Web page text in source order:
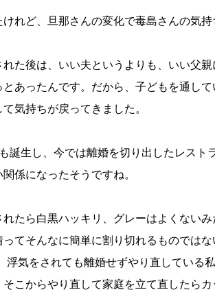
れど、旦那さんの変化で毒島さんの気持
れた後は、いい夫というよりも、いい父
あったんです。だから、子どもを通し
気持ちが戻ってきました。
生し、今では離婚を切り出したレスト
係になったそうですね。
れたら白黒ハッキリ、グレーはよくない
てそんなに簡単に割り切れるものではな
浮気をされても離婚せずやり直している
こからやり直して家庭を立て直したら